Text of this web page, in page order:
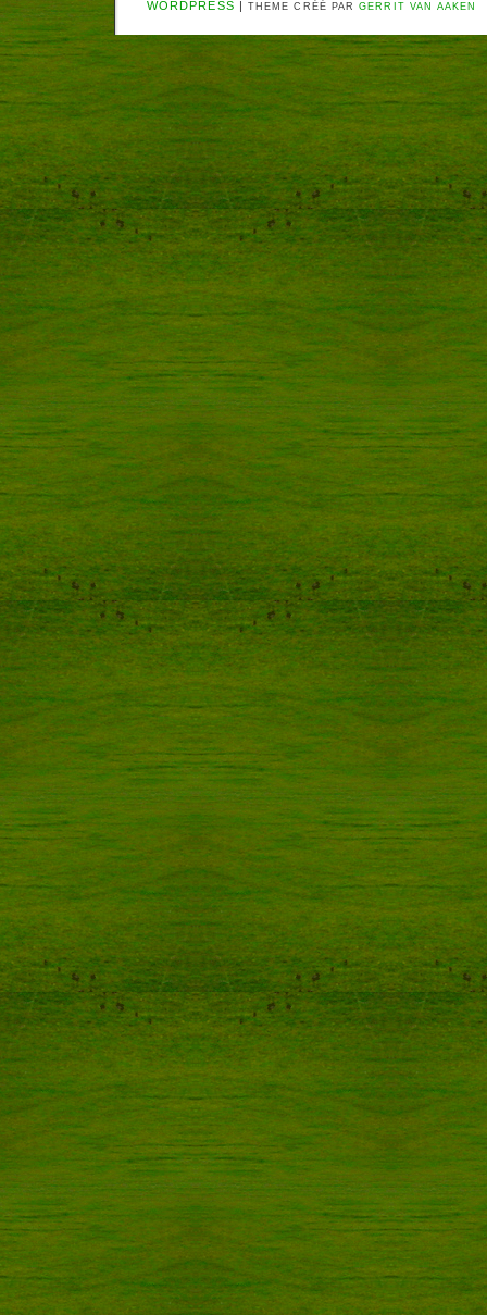
WORDPRESS | THEME CRÉÉ PARGERRIT VAN AAKEN